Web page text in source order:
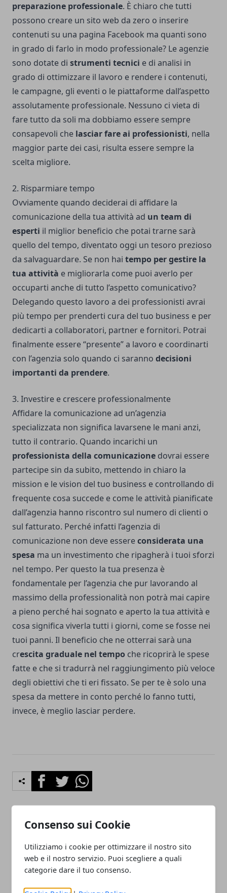
Consenso sui Cookie
Utilizziamo i cookie per ottimizzare il nostro sito
web e il nostro servizio. Puoi scegliere a quali
categorie dare il tuo consenso.
preparazione professionale. È chiaro che tutti
possono creare un sito web da zero o inserire
contenuti su una pagina Facebook ma quanti sono
in grado di farlo in modo professionale? Le agenzie
sono dotate di strumenti tecnici e di analisi in
grado di ottimizzare il lavoro e rendere i contenuti,
le campagne, gli eventi o le piattaforme dall’aspetto
assolutamente professionale. Nessuno ci vieta di
fare tutto da soli ma dobbiamo essere sempre
consapevoli che lasciar fare ai professionisti, nella
maggior parte dei casi, risulta essere sempre la
scelta migliore.
2. Risparmiare tempo
Ovviamente quando deciderai di affidare la
comunicazione della tua attività ad un team di
esperti il miglior beneficio che potai trarne sarà
quello del tempo, diventato oggi un tesoro prezioso
da salvaguardare. Se non hai tempo per gestire la
tua attività e migliorarla come puoi averlo per
occuparti anche di tutto l’aspetto comunicativo?
Delegando questo lavoro a dei professionisti avrai
più tempo per prenderti cura del tuo business e per
dedicarti a collaboratori, partner e fornitori. Potrai
finalmente essere “presente” a lavoro e coordinarti
con l’agenzia solo quando ci saranno decisioni
importanti da prendere.
3. Investire e crescere professionalmente
Affidare la comunicazione ad un’agenzia
specializzata non significa lavarsene le mani anzi,
tutto il contrario. Quando incarichi un
professionista della comunicazione dovrai essere
partecipe sin da subito, mettendo in chiaro la
mission e le vision del tuo business e controllando di
frequente cosa succede e come le attività pianificate
dall’agenzia hanno riscontro sul numero di clienti o
sul fatturato. Perché infatti l’agenzia di
comunicazione non deve essereconsiderata una
spesa ma un investimento che ripagherà i tuoi sforzi
nel tempo. Per questo la tua presenza è
fondamentale per l’agenzia che pur lavorando al
massimo della professionalità non potrà mai capire
a pieno perché hai sognato e aperto la tua attività e
cosa significa viverla tutti i giorni, come se fosse nei
tuoi panni. Il beneficio che ne otterrai sarà una
crescita graduale nel tempo che ricoprirà le spese
fatte e che si tradurrà nel raggiungimento più veloce
degli obiettivi che ti eri fissato. Se per te è solo una
spesa da mettere in conto perché lo fanno tutti,
invece, è meglio lasciar perdere.
FacebookTwitterWhatsapp
Come scegliere la doccia
per il proprio bagno
Perché tante persone si
rivolgono ad un compro